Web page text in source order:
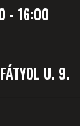
- 16:00
U. 9.